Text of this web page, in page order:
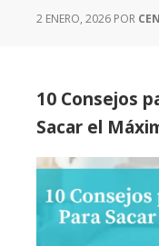
2 ENERO, 2026 POR
10 Consejos
Sacar el